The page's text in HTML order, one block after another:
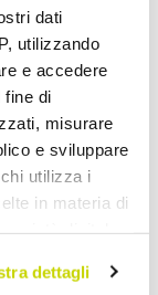
dati
utilizzando
e accedere
fine di
misurare
e sviluppare
utilizza i
in materia di
in qualsiasi
dettagli